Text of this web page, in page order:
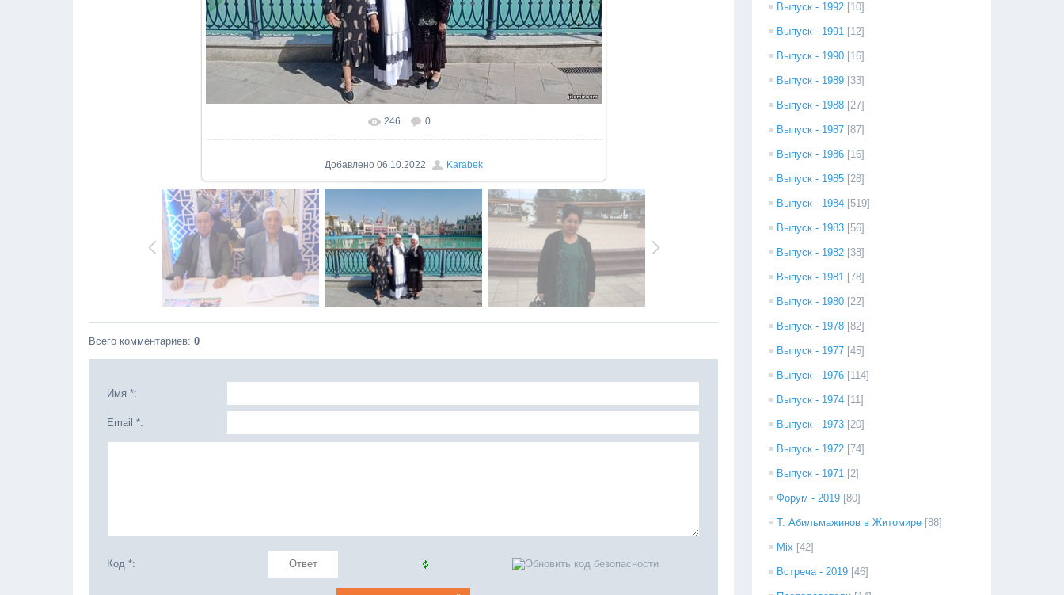
246 0
Добавлено 06.10.2022 Karabek
Всего комментариев: 0
Имя *:
Email *:
Код *:
Выпуск - 1992 [10]
Выпуск - 1991 [12]
Выпуск - 1990 [16]
Выпуск - 1989 [33]
Выпуск - 1988 [27]
Выпуск - 1987 [87]
Выпуск - 1986 [16]
Выпуск - 1985 [28]
Выпуск - 1984 [519]
Выпуск - 1983 [56]
Выпуск - 1982 [38]
Выпуск - 1981 [78]
Выпуск - 1980 [22]
Выпуск - 1978 [82]
Выпуск - 1977 [45]
Выпуск - 1976 [114]
Выпуск - 1974 [11]
Выпуск - 1973 [20]
Выпуск - 1972 [74]
Выпуск - 1971 [2]
Форум - 2019 [80]
Т. Абильмажинов в Житомире [88]
Mix [42]
Встреча - 2019 [46]